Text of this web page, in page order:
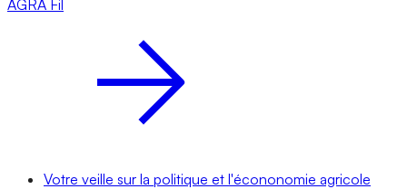
AGRA Fil
Votre veille sur la politique et l'écononomie agricole